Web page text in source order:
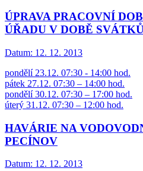
ÚPRAVA PRACOVNÍ
ÚŘADU V DOBĚ
Datum: 12. 12. 2013
pondělí 23.12. 07:30 - 14:00 hod.
pátek 27.12. 07:30 – 14:00 hod.
pondělí 30.12. 07:30 – 17:00 hod.
úterý 31.12. 07:30 – 12:00 hod.
HAVÁRIE NA
PECÍNOV
Datum: 12. 12. 2013